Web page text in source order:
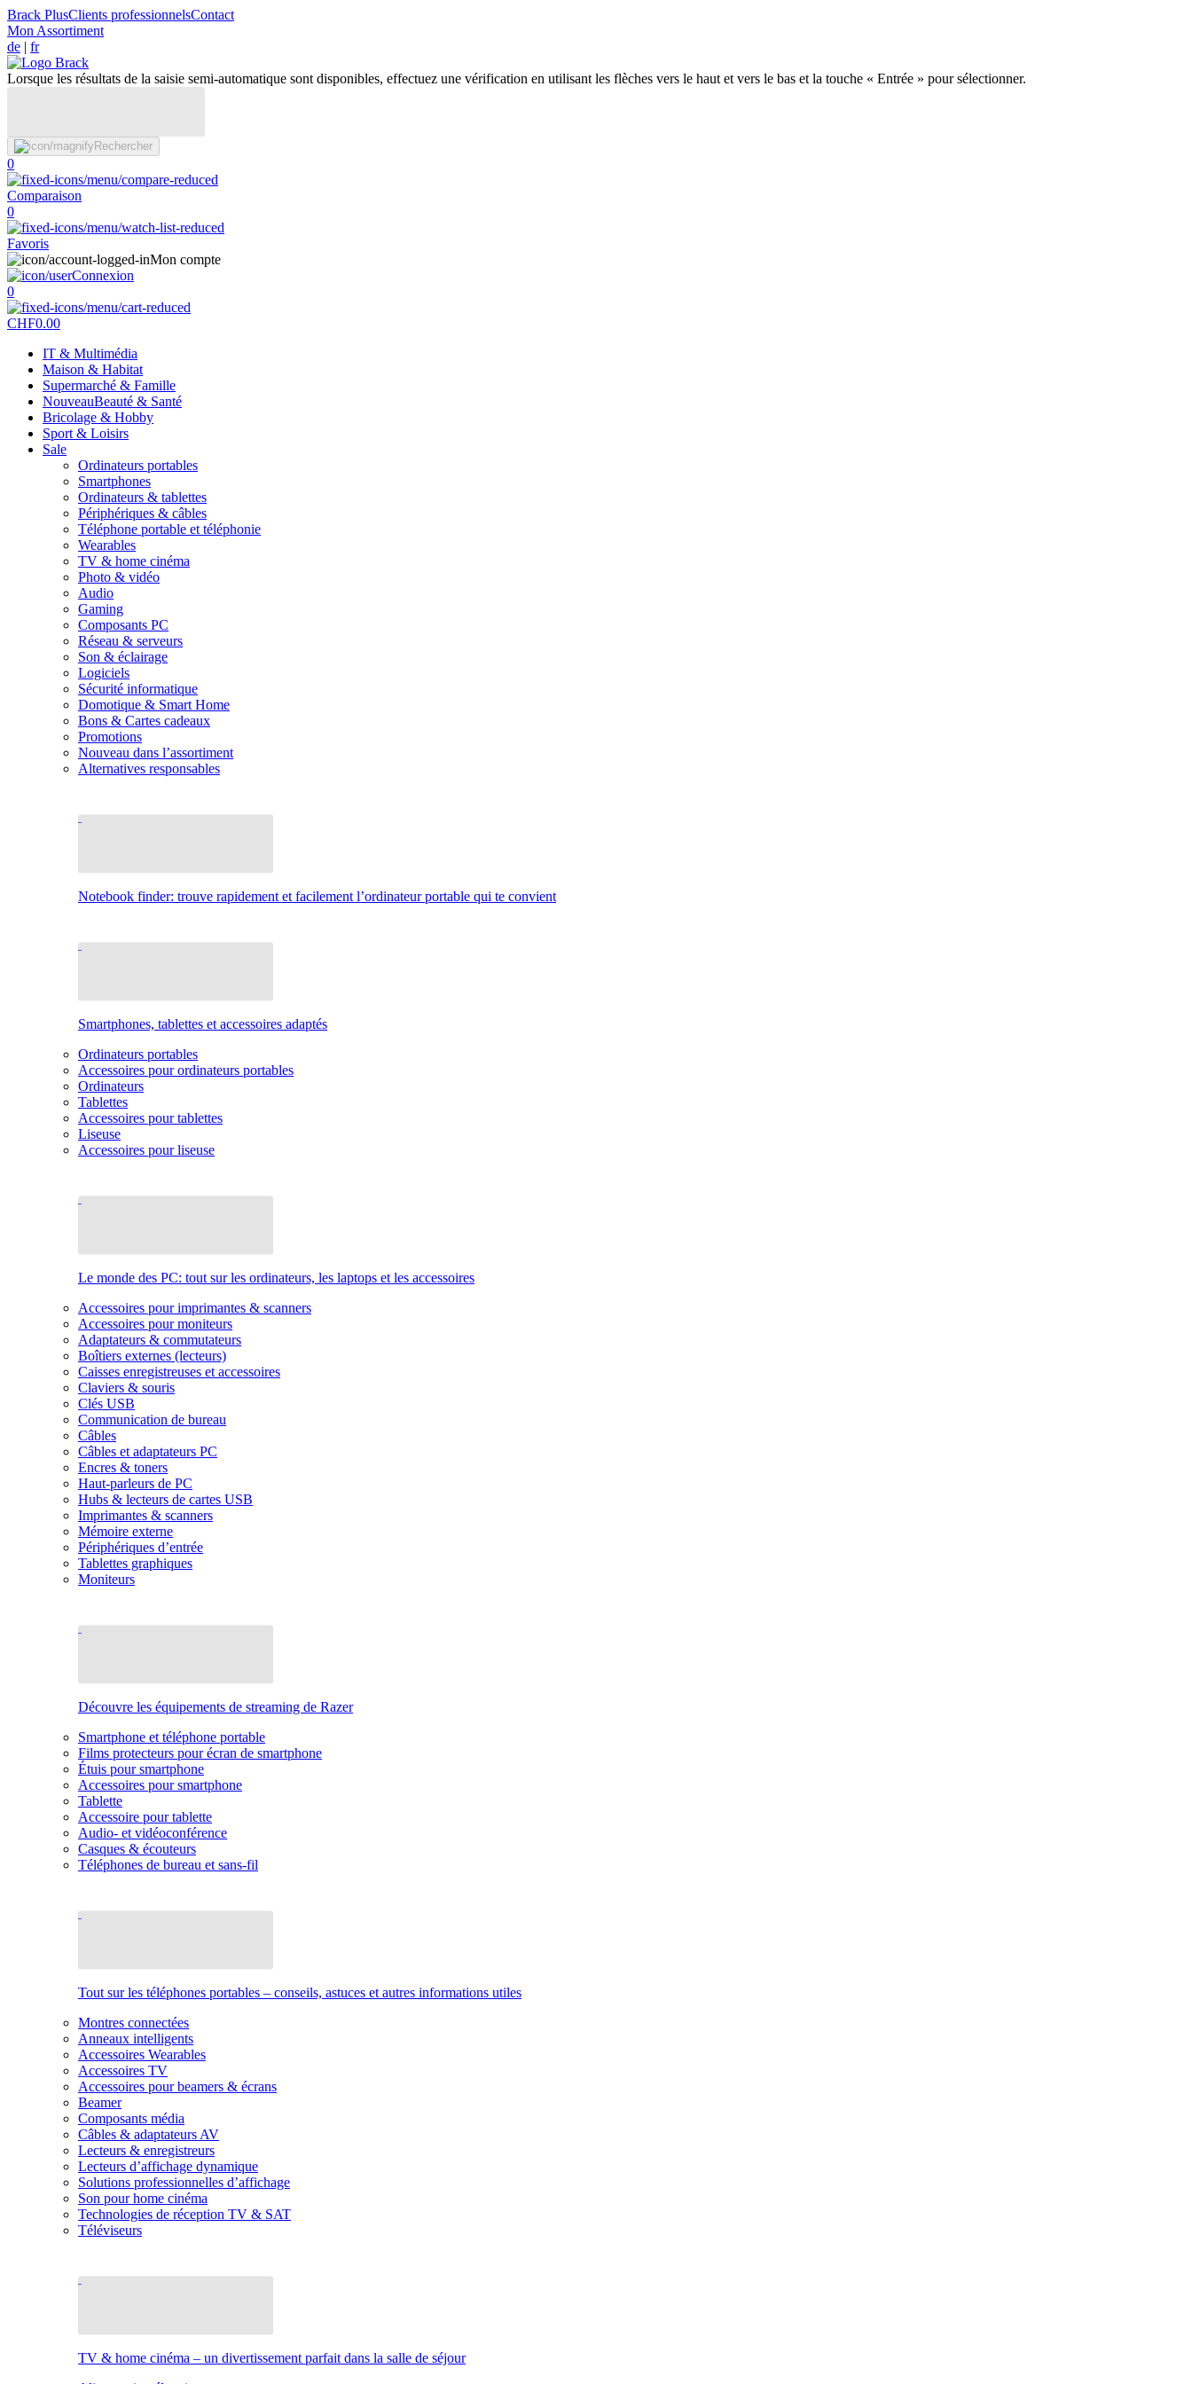
Brack PlusClients professionnelsContact
Mon Assortiment
de | fr
Lorsque les résultats de la saisie semi-automatique sont disponibles, effectuez une vérification en utilisant les flèches vers le haut et vers le bas et la touche « Entrée » pour sélectionner.
Rechercher
0
Comparaison
0
Favoris
Mon compte
Connexion
0
CHF0.00
IT & Multimédia
Maison & Habitat
Supermarché & Famille
NouveauBeauté & Santé
Bricolage & Hobby
Sport & Loisirs
Sale
Ordinateurs portables
Smartphones
Ordinateurs & tablettes
Périphériques & câbles
Téléphone portable et téléphonie
Wearables
TV & home cinéma
Photo & vidéo
Audio
Gaming
Composants PC
Réseau & serveurs
Son & éclairage
Logiciels
Sécurité informatique
Domotique & Smart Home
Bons & Cartes cadeaux
Promotions
Nouveau dans l’assortiment
Alternatives responsables
Notebook finder: trouve rapidement et facilement l’ordinateur portable qui te convient
Smartphones, tablettes et accessoires adaptés
Ordinateurs portables
Accessoires pour ordinateurs portables
Ordinateurs
Tablettes
Accessoires pour tablettes
Liseuse
Accessoires pour liseuse
Le monde des PC: tout sur les ordinateurs, les laptops et les accessoires
Accessoires pour imprimantes & scanners
Accessoires pour moniteurs
Adaptateurs & commutateurs
Boîtiers externes (lecteurs)
Caisses enregistreuses et accessoires
Claviers & souris
Clés USB
Communication de bureau
Câbles
Câbles et adaptateurs PC
Encres & toners
Haut-parleurs de PC
Hubs & lecteurs de cartes USB
Imprimantes & scanners
Mémoire externe
Périphériques d’entrée
Tablettes graphiques
Moniteurs
Découvre les équipements de streaming de Razer
Smartphone et téléphone portable
Films protecteurs pour écran de smartphone
Étuis pour smartphone
Accessoires pour smartphone
Tablette
Accessoire pour tablette
Audio- et vidéoconférence
Casques & écouteurs
Téléphones de bureau et sans-fil
Tout sur les téléphones portables – conseils, astuces et autres informations utiles
Montres connectées
Anneaux intelligents
Accessoires Wearables
Accessoires TV
Accessoires pour beamers & écrans
Beamer
Composants média
Câbles & adaptateurs AV
Lecteurs & enregistreurs
Lecteurs d’affichage dynamique
Solutions professionnelles d’affichage
Son pour home cinéma
Technologies de réception TV & SAT
Téléviseurs
TV & home cinéma – un divertissement parfait dans la salle de séjour